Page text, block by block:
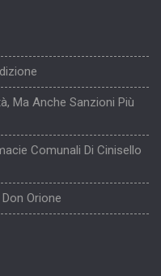
Ma Anche Sanzioni Più
Comunali Di Cinisello
Orione